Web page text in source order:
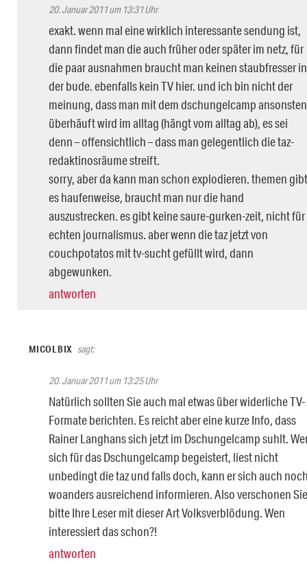
20. Januar 2011 um 13:31 Uhr
exakt. wenn mal eine wirklich interessante sendung ist,
dann findet man die auch früher oder später im netz, für
die paar ausnahmen braucht man keinen staubfresser in
der bude. ebenfalls kein TV hier. und ich bin nicht der
meinung, dass man mit dem dschungelcamp ansonsten
überhäuft wird im alltag (hängt vom alltag ab), es sei
denn – offensichtlich – dass man gelegentlich die taz-
redaktinosräume streift.
sorry, aber da kann man schon explodieren. themen gibt
es haufenweise, braucht man nur die hand
auszustrecken. es gibt keine saure-gurken-zeit, nicht für
echten journalismus. aber wenn die taz jetzt von
couchpotatos mit tv-sucht gefüllt wird, dann
abgewunken.
antworten
MICOLBIX sagt:
20. Januar 2011 um 13:25 Uhr
Natürlich sollten Sie auch mal etwas über widerliche TV-
Formate berichten. Es reicht aber eine kurze Info, dass
Rainer Langhans sich jetzt im Dschungelcamp suhlt.
sich für das Dschungelcamp begeistert, liest nicht
unbedingt die taz und falls doch, kann er sich auch
woanders ausreichend informieren. Also verschonen Sie
bitte Ihre Leser mit dieser Art Volksverblödung. Wen
interessiert das schon?!
antworten